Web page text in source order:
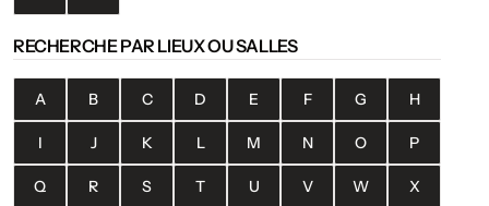
RECHERCHE PAR LIEUX OU SALLES
A B C D E F G H
I J K L M N O P
Q R S T U V W X